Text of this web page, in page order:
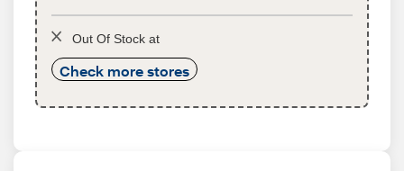
Out Of Stock at
Check more stores